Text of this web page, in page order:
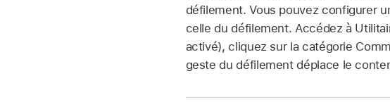
défilement. Vous pouvez configurer
celle du défilement. Accédez à
activé), cliquez sur la catégorie
geste du défilement déplace le